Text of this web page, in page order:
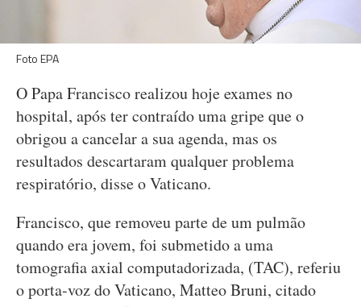
Foto EPA
O Papa Francisco realizou hoje exames no
hospital, após ter contraído uma gripe que o
obrigou a cancelar a sua agenda, mas os
resultados descartaram qualquer problema
respiratório, disse o Vaticano.
Francisco, que removeu parte de um pulmão
quando era jovem, foi submetido a uma
tomografia axial computadorizada, (TAC), referiu
o porta-voz do Vaticano, Matteo Bruni, citado